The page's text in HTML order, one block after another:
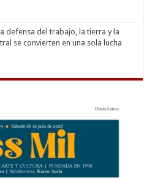
defensa del trabajo, la tierra y la
se convierten en una sola lucha